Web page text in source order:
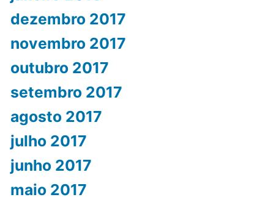
dezembro 2017
novembro 2017
outubro 2017
setembro 2017
agosto 2017
julho 2017
junho 2017
maio 2017